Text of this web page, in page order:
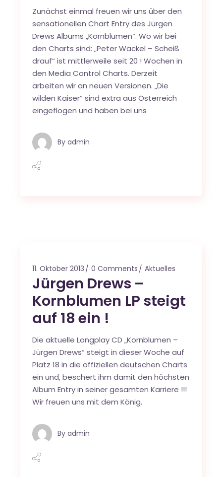
Zunächst einmal freuen wir uns über den
sensationellen Chart Entry des Jürgen
Drews Albums „Kornblumen“. Wo wir bei
den Charts sind: „Peter Wackel – Scheiß
drauf“ ist mittlerweile seit 20 ! Wochen in
den Media Control Charts. Derzeit
arbeiten wir an neuen Versionen. „Die
wilden Kaiser“ sind extra aus Österreich
eingeflogen und haben bei uns
By admin
11. Oktober 2013 0 Comments Aktuelles
Jürgen Drews –
Kornblumen LP steigt
auf 18 ein !
Die aktuelle Longplay CD „Kornblumen –
Jürgen Drews“ steigt in dieser Woche auf
Platz 18 in die offiziellen deutschen Charts
ein und, beschert ihm damit den höchsten
Album Entry in seiner gesamten Karriere !!!
Wir freuen uns mit dem König.
By admin